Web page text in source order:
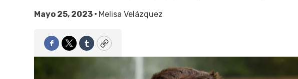
Mayo 25, 2023 • Melisa Velázquez
Facebook
TwitterTumblrCopy